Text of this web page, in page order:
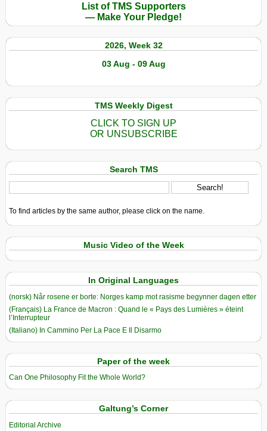
List of TMS Supporters
— Make Your Pledge!
2026, Week 32
03 Aug - 09 Aug
TMS Weekly Digest
CLICK TO SIGN UP
OR UNSUBSCRIBE
Search TMS
To find articles by the same author, please click on the name.
Music Video of the Week
In Original Languages
(norsk) Når rosene er borte: Norges kamp mot rasisme begynner dagen etter
(Français) La France de Macron : Quand le « Pays des Lumières » éteint
l’Interrupteur
(Italiano) In Cammino Per La Pace E Il Disarmo
Paper of the week
Can One Philosophy Fit the Whole World?
Galtung’s Corner
Editorial Archive